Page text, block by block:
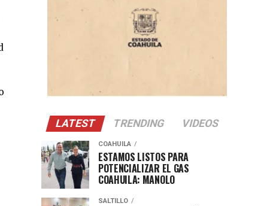
LATEST TRENDING VIDEOS
COAHUILA
ESTAMOS LISTOS PARA
POTENCIALIZAR EL GAS
COAHUILA: MANOLO
SALTILLO